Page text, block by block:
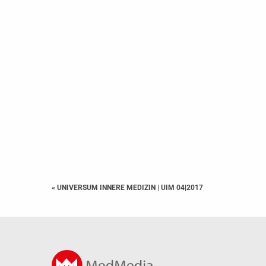
« UNIVERSUM INNERE MEDIZIN | UIM 04|2017